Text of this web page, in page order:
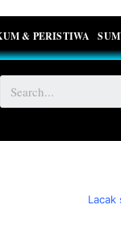
& PERISTIWA
Lacak